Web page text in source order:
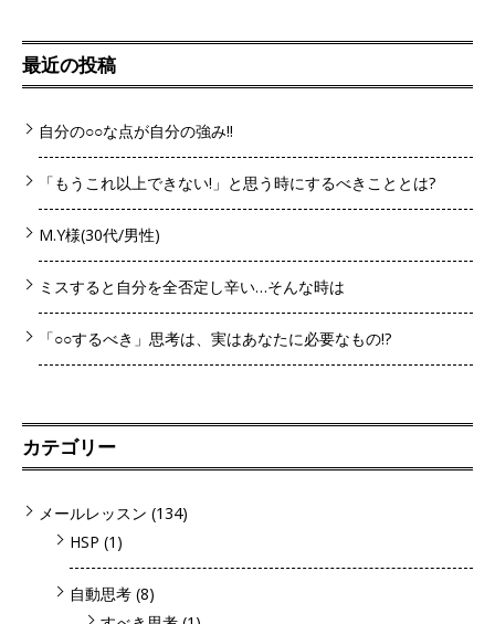
最近の投稿
自分の○○な点が自分の強み!!
「もうこれ以上できない!」と思う時にするべきこととは?
M.Y様(30代/男性)
ミスすると自分を全否定し辛い…そんな時は
「○○するべき」思考は、実はあなたに必要なもの!?
カテゴリー
メールレッスン (134)
HSP (1)
自動思考 (8)